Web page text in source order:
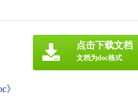
》
点击下载文档
文档为doc格式